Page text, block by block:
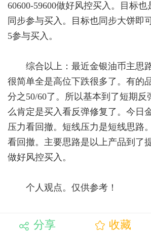
60600-59600做好风控买入。目标
同步参与买入。目标也同步大饼即
5参与买入。
综合以上：最近金银油币主思
很简单全是高位下跌很多了。有的
分之50/60了。所以基本到了短期反
么肯定是买入看反弹修复了。今日
压力看回撤。短线压力是短线思路
看回撤。主要思路是以上产品到了
做好风控买入。
个人观点。仅供参考！
分享 收藏